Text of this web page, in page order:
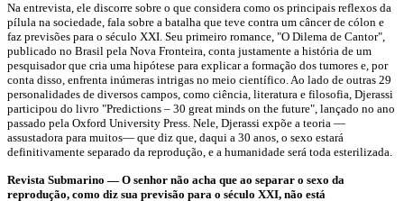
Na entrevista, ele discorre sobre o que considera como os principais reflexos da
pílula na sociedade, fala sobre a batalha que teve contra um câncer de cólon e
faz previsões para o século XXI. Seu primeiro romance, "O Dilema de Cantor",
publicado no Brasil pela Nova Fronteira, conta justamente a história de um
pesquisador que cria uma hipótese para explicar a formação dos tumores e, por
conta disso, enfrenta inúmeras intrigas no meio científico. Ao lado de outras 29
personalidades de diversos campos, como ciência, literatura e filosofia, Djerassi
participou do livro "Predictions – 30 great minds on the future", lançado no ano
passado pela Oxford University Press. Nele, Djerassi expõe a teoria —
assustadora para muitos— que diz que, daqui a 30 anos, o sexo estará
definitivamente separado da reprodução, e a humanidade será toda esterilizada.
Revista Submarino — O senhor não acha que ao separar o sexo da
reprodução, como diz sua previsão para o século XXI, não está